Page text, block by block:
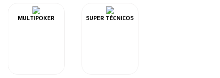
MULTIPOKER SUPER TÉCNICOS